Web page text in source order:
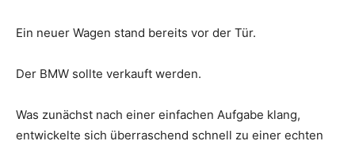
Ein neuer Wagen stand bereits vor der Tür.
Der BMW sollte verkauft werden.
Was zunächst nach einer einfachen Aufgabe klang,
entwickelte sich überraschend schnell zu einer echten